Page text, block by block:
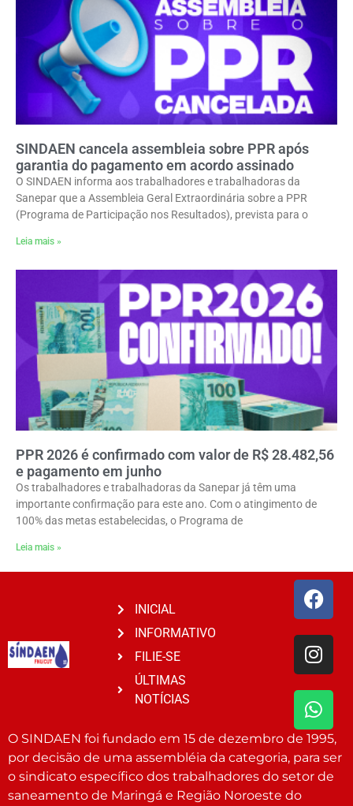
SINDAEN cancela assembleia sobre PPR após
garantia do pagamento em acordo assinado
O SINDAEN informa aos trabalhadores e trabalhadoras da
Sanepar que a Assembleia Geral Extraordinária sobre a PPR
(Programa de Participação nos Resultados), prevista para o
Leia mais »
PPR 2026 é confirmado com valor de R$ 28.482,56
e pagamento em junho
Os trabalhadores e trabalhadoras da Sanepar já têm uma
importante confirmação para este ano. Com o atingimento de
100% das metas estabelecidas, o Programa de
Leia mais »
INICIAL
INFORMATIVO
FILIE-SE
ÚLTIMAS
NOTÍCIAS
O SINDAEN foi fundado em 15 de dezembro de 1995,
por decisão de uma assembléia da categoria, para ser
o sindicato específico dos trabalhadores do setor de
saneamento de Maringá e Região Noroeste do